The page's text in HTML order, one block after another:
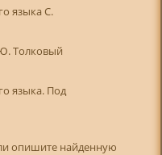
языка С.
Толковый
языка. Под
опишите найденную